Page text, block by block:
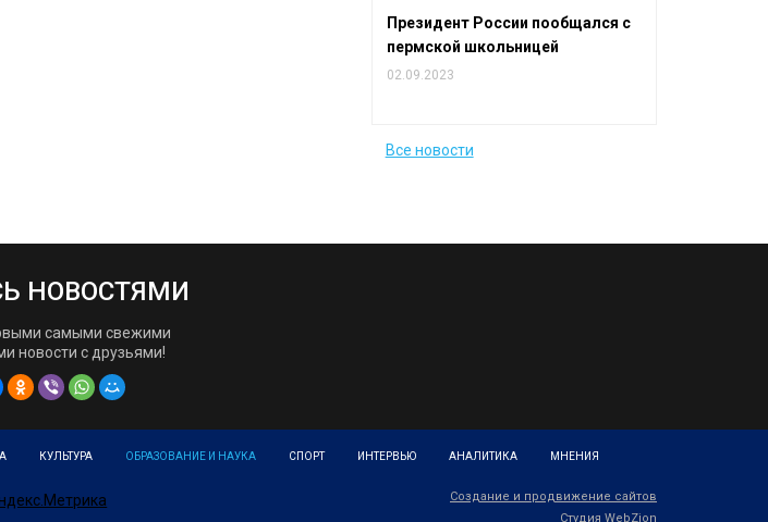
Президент России пообщался с
пермской школьницей
02.09.2023
Все новости
НОВОСТЯМИ
самыми свежими
новости с друзьями!
КУЛЬТУРА ОБРАЗОВАНИЕ И НАУКА СПОРТ ИНТЕРВЬЮ АНАЛИТИКА МНЕНИЯ
Создание и продвижение сайтов
Студия WebZion